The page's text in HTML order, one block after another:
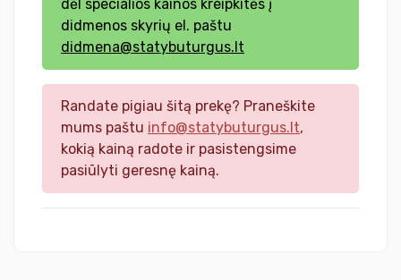
dėl specialios kainos kreipkitės į
didmenos skyrių el. paštu
didmena@statybuturgus.lt
Randate pigiau šitą prekę? Praneškite
mums paštu info@statybuturgus.lt,
kokią kainą radote ir pasistengsime
pasiūlyti geresnę kainą.